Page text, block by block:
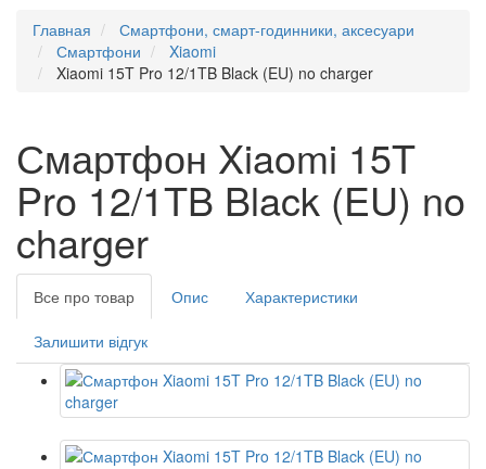
Главная
Смартфони, смарт-годинники, аксесуари
Смартфони
Xiaomi
Xiaomi 15T Pro 12/1TB Black (EU) no charger
Смартфон Xiaomi 15T
Pro 12/1TB Black (EU) no
charger
Все про товар Опис Характеристики
Залишити відгук